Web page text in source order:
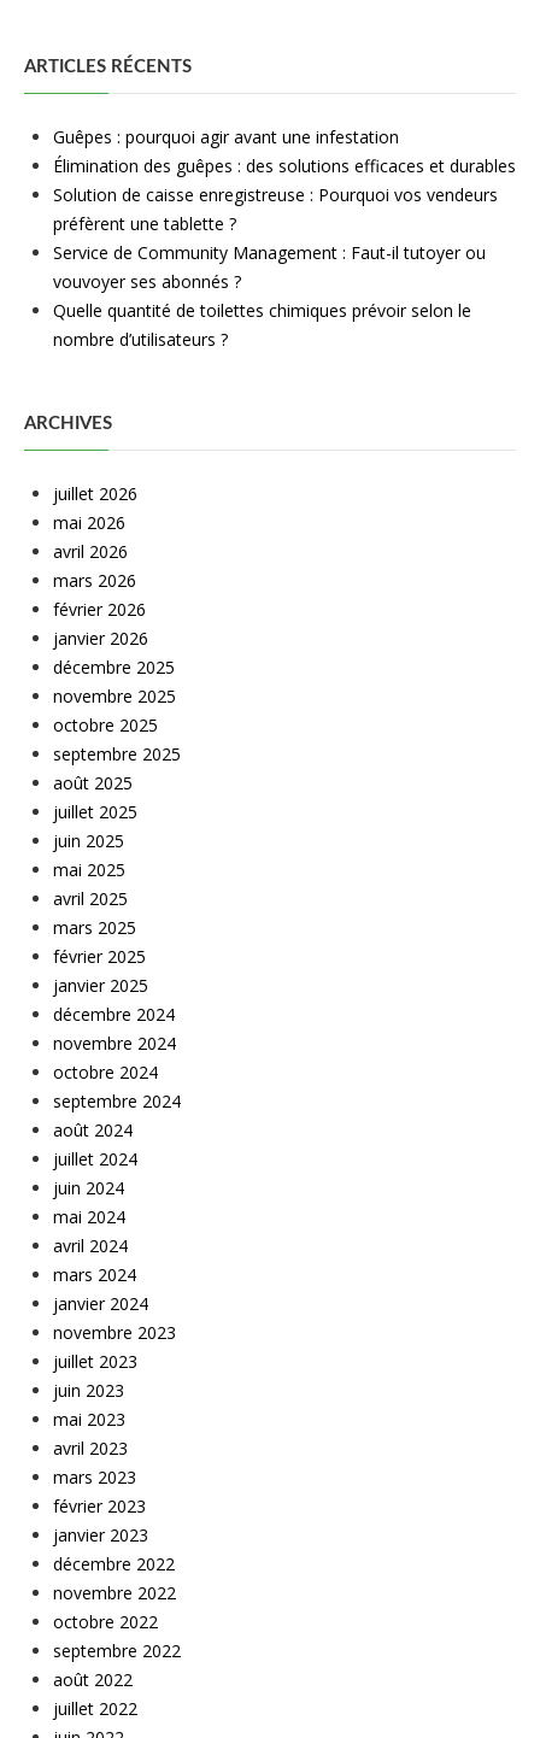
ARTICLES RÉCENTS
Guêpes : pourquoi agir avant une infestation
Élimination des guêpes : des solutions efficaces et durables
Solution de caisse enregistreuse : Pourquoi vos vendeurs
préfèrent une tablette ?
Service de Community Management : Faut-il tutoyer ou
vouvoyer ses abonnés ?
Quelle quantité de toilettes chimiques prévoir selon le
nombre d’utilisateurs ?
ARCHIVES
juillet 2026
mai 2026
avril 2026
mars 2026
février 2026
janvier 2026
décembre 2025
novembre 2025
octobre 2025
septembre 2025
août 2025
juillet 2025
juin 2025
mai 2025
avril 2025
mars 2025
février 2025
janvier 2025
décembre 2024
novembre 2024
octobre 2024
septembre 2024
août 2024
juillet 2024
juin 2024
mai 2024
avril 2024
mars 2024
janvier 2024
novembre 2023
juillet 2023
juin 2023
mai 2023
avril 2023
mars 2023
février 2023
janvier 2023
décembre 2022
novembre 2022
octobre 2022
septembre 2022
août 2022
juillet 2022